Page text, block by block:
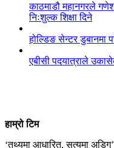
काठमाडौ महानगरले गणेश
निःशुल्क शिक्षा दिने
होल्डिङ सेन्टर डुबानमा
एबीसी पदयात्राले
हाम्रोटिम
‘तथ्यमा आधारित, सत्यमा अडिग’